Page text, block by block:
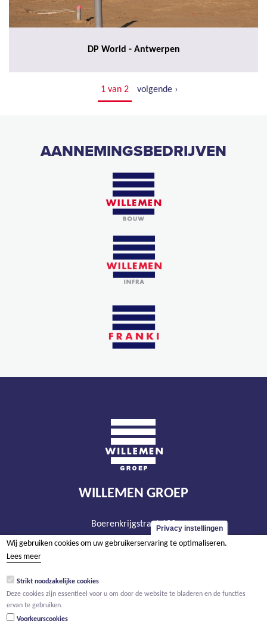
DP World - Antwerpen
1 van 2 volgende ›
AANNEMINGSBEDRIJVEN
WILLEMEN GROEP
Boerenkrijgstraat 133
BE - 2800 Mechelen
BTW BE 0466.256.432
Privacy instellingen
Wij gebruiken cookies om uw gebruikerservaring te optimaliseren.
Lees meer
Strikt noodzakelijke cookies
Deze cookies zijn essentieel voor u om door de website te bladeren en de functies
ervan te gebruiken.
Voorkeurscookies